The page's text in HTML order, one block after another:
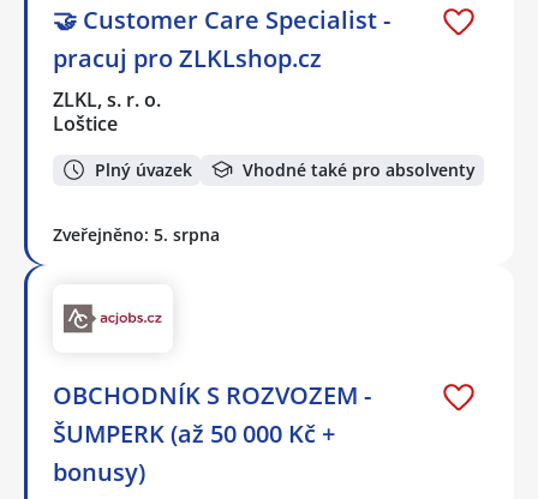
🤝 Customer Care Specialist -
pracuj pro ZLKLshop.cz
ZLKL, s. r. o.
Loštice
Plný úvazek Vhodné také pro absolventy
Zveřejněno: 5. srpna
OBCHODNÍK S ROZVOZEM -
ŠUMPERK (až 50 000 Kč +
bonusy)